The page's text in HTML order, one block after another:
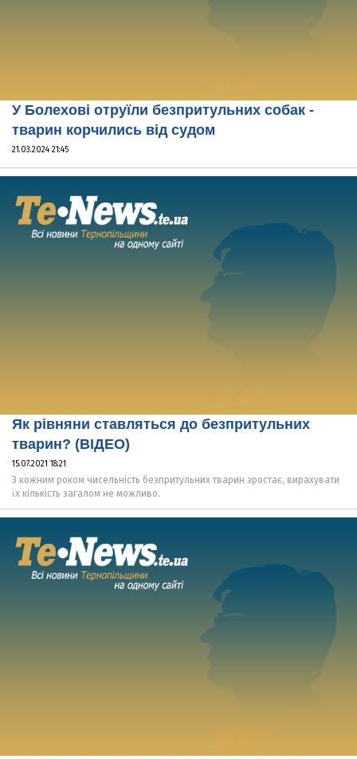
У Болехові отруїли безпритульних собак -
тварин корчились від судом
21.03.2024 21:45
Як рівняни ставляться до безпритульних
тварин? (ВІДЕО)
15.07.2021 18:21
З кожним роком чисельність безпритульних тварин зростає, вирахувати
їх кількість загалом не можливо.